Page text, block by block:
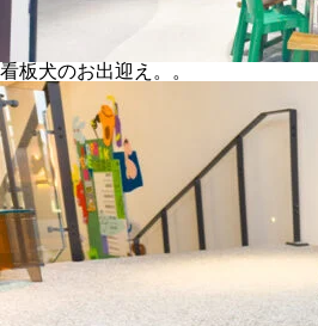
看板犬のお出迎え。。